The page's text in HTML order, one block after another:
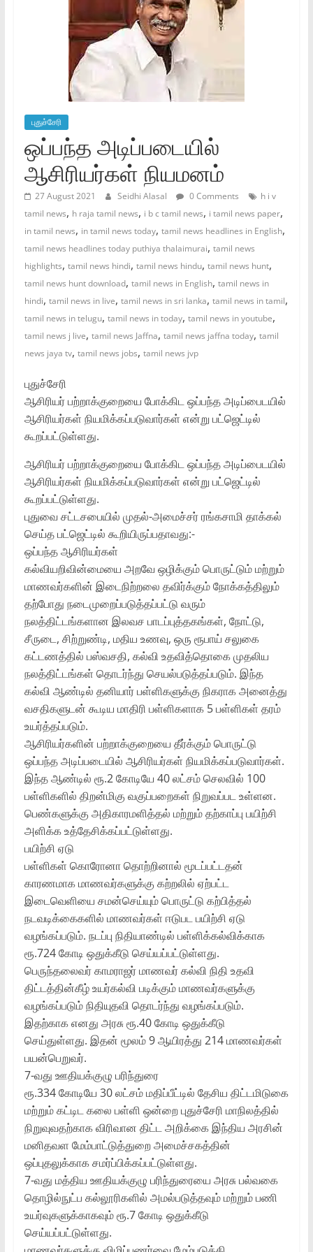
புதுச்சேரி
ஒப்பந்த அடிப்படையில்
ஆசிரியர்கள் நியமனம்
27 August 2021 Seidhi Alasal 0 Comments
h i v
tamil news, h raja tamil news, i b c tamil news, i tamil news paper,
in tamil news, in tamil news today, tamil news headlines in English,
tamil news headlines today puthiya thalaimurai, tamil news
highlights, tamil news hindi, tamil news hindu, tamil news hunt,
tamil news hunt download, tamil news in English, tamil news in
hindi, tamil news in live, tamil news in sri lanka, tamil news in tamil,
tamil news in telugu, tamil news in today, tamil news in youtube,
tamil news j live, tamil news Jaffna, tamil news jaffna today, tamil
news jaya tv, tamil news jobs, tamil news jvp
புதுச்சேரி
ஆசிரியர் பற்றாக்குறையை போக்கிட ஒப்பந்த அடிப்பைடயில்
ஆசிரியர்கள் நியமிக்கப்படுவார்கள் என்று பட்ஜெட்டில்
கூறப்பட்டுள்ளது.
ஆசிரியர் பற்றாக்குறையை போக்கிட ஒப்பந்த அடிப்பைடயில்
ஆசிரியர்கள் நியமிக்கப்படுவார்கள் என்று பட்ஜெட்டில்
கூறப்பட்டுள்ளது.
புதுவை சட்டசபையில் முதல்-அமைச்சர் ரங்கசாமி தாக்கல்
செய்த பட்ஜெட்டில் கூறியிருப்பதாவது:-
ஒப்பந்த ஆசிரியர்கள்
கல்வியறிவின்மையை அறவே ஒழிக்கும் பொருட்டும் மற்றும்
மாணவர்களின் இடைநிற்றலை தவிர்க்கும் நோக்கத்திலும்
தற்போது நடைமுறைப்படுத்தப்பட்டு வரும்
நலத்திட்டங்களான இலவச பாடப்புத்தகங்கள், நோட்டு,
சீருடை, சிற்றுண்டி, மதிய உணவு, ஒரு ரூபாய் சலுகை
கட்டணத்தில் பஸ்வசதி, கல்வி உதவித்தொகை முதலிய
நலத்திட்டங்கள் தொடர்ந்து செயல்படுத்தப்படும். இந்த
கல்வி ஆண்டில் தனியார் பள்ளிகளுக்கு நிகராக அனைத்து
வசதிகளுடன் கூடிய மாதிரி பள்ளிகளாக 5 பள்ளிகள் தரம்
உயர்த்தப்படும்.
ஆசிரியர்களின் பற்றாக்குறையை தீர்க்கும் பொருட்டு
ஒப்பந்த அடிப்படையில் ஆசிரியர்கள் நியமிக்கப்படுவார்கள்.
இந்த ஆண்டில் ரூ.2 கோடியே 40 லட்சம் செலவில் 100
பள்ளிகளில் திறன்மிகு வகுப்பறைகள் நிறுவப்பட உள்ளன.
பெண்களுக்கு அதிகாரமளித்தல் மற்றும் தற்காப்பு பயிற்சி
அளிக்க உத்தேசிக்கப்பட்டுள்ளது.
பயிற்சி ஏடு
பள்ளிகள் கொரோனா தொற்றினால் மூடப்பட்டதன்
காரணமாக மாணவர்களுக்கு கற்றலில் ஏற்பட்ட
இடைவெளியை சமன்செய்யும் பொருட்டு கற்பித்தல்
நடவடிக்கைகளில் மாணவர்கள் ஈடுபட பயிற்சி ஏடு
வழங்கப்படும். நடப்பு நிதியாண்டில் பள்ளிக்கல்விக்காக
ரூ.724 கோடி ஒதுக்கீடு செய்யப்பட்டுள்ளது.
பெருந்தலைவர் காமராஜர் மாணவர் கல்வி நிதி உதவி
திட்டத்தின்கீழ் உயர்கல்வி படிக்கும் மாணவர்களுக்கு
வழங்கப்படும் நிதியுதவி தொடர்ந்து வழங்கப்படும்.
இதற்காக எனது அரசு ரூ.40 கோடி ஒதுக்கீடு
செய்துள்ளது. இதன் மூலம் 9 ஆயிரத்து 214 மாணவர்கள்
பயன்பெறுவர்.
7-வது ஊதியக்குழு பரிந்துரை
ரூ.334 கோடியே 30 லட்சம் மதிப்பீட்டில் தேசிய திட்டமிடுகை
மற்றும் கட்டிட கலை பள்ளி ஒன்றை புதுச்சேரி மாநிலத்தில்
நிறுவுவதற்காக விரிவான திட்ட அறிக்கை இந்திய அரசின்
மனிதவள மேம்பாட்டுத்துறை அமைச்சகத்தின்
ஒப்புதலுக்காக சமர்ப்பிக்கப்பட்டுள்ளது.
7-வது மத்திய ஊதியக்குழு பரிந்துரையை அரசு பல்வகை
தொழில்நுட்ப கல்லூரிகளில் அமல்படுத்தவும் மற்றும் பணி
உயர்வுகளுக்காகவும் ரூ.7 கோடி ஒதுக்கீடு
செய்யப்பட்டுள்ளது.